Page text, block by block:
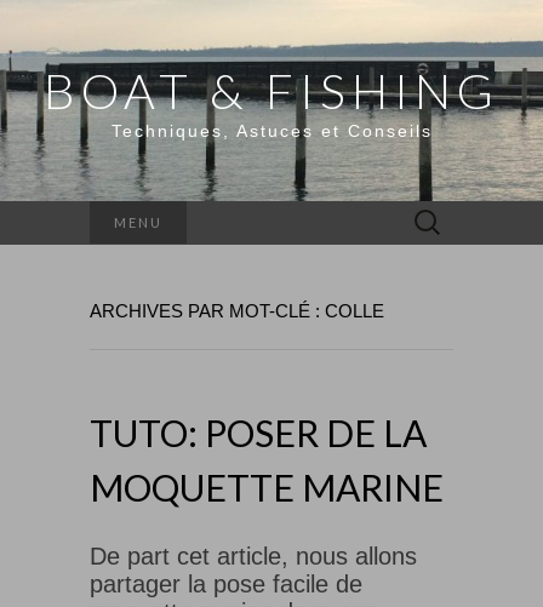
BOAT & FISHING
Techniques, Astuces et Conseils
MENU Rechercher :
ARCHIVES PAR MOT-CLÉ : COLLE
TUTO: POSER DE LA
MOQUETTE MARINE
De part cet article, nous allons
partager la pose facile de